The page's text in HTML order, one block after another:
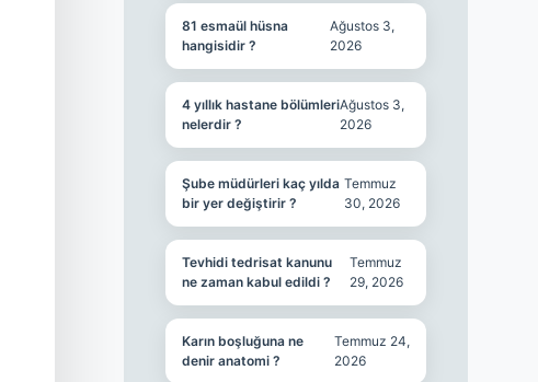
81 esmaül hüsna
hangisidir ?
Ağustos 3,
2026
4 yıllık hastane bölümleri
nelerdir ?
Ağustos 3,
2026
Şube müdürleri kaç yılda
bir yer değiştirir ?
Temmuz
30, 2026
Tevhidi tedrisat kanunu
ne zaman kabul edildi ?
Temmuz
29, 2026
Karın boşluğuna ne
denir anatomi ?
Temmuz 24,
2026